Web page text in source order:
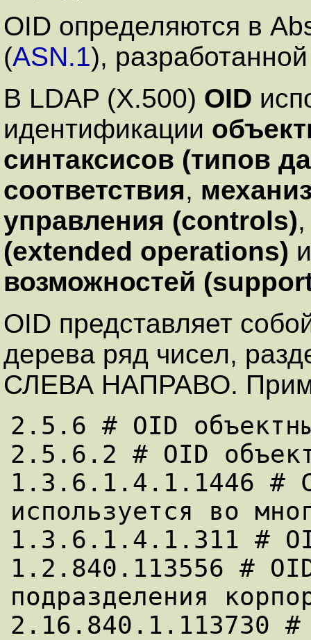
OID определяются в
(ASN.1),
В LDAP (X.500) OID
идентификации
синтаксисов (типов
соответствия,
управления (controls)
(extended operations)
возможностей
OID представляет
дерева ряд чисел,
СЛЕВА НАПРАВО.
2.5.6 # OID
2.5.6.2 # OID
1.3.6.1.4.1.1446
используется во
1.3.6.1.4.1.311 #
1.2.840.113556 #
подразделения
2.16.840.1.113730 #